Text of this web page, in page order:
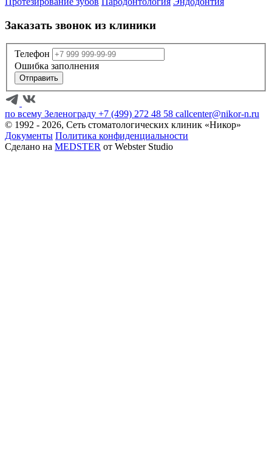
Заказать звонок из клиники
Телефон
Ошибка заполнения
Отправить
по всему Зеленограду +7 (499) 272 48 58 callcenter@nikor-n.ru
© 1992 - 2026, Сеть стоматологических клиник «Никор»
Документы Политика конфиденциальности
Сделано на MEDSTER от Webster Studio